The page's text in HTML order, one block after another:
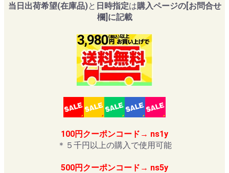
当日出荷希望(在庫品)と 日時指定は購入ページの[お問合せ
欄]に記載
100円クーポンコード→ ns1y
＊５千円以上の購入で使用可能
500円クーポンコード→ ns5y